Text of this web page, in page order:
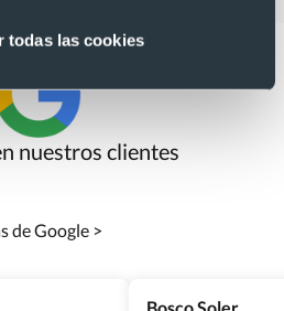
todas las cookies
nuestros clientes
de Google >